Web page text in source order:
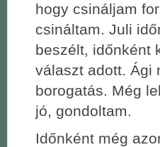
hogy csináljam
csináltam. Juli
beszélt, időnként
választ adott. Ági
borogatás. Még
jó, gondoltam.
Időnként még